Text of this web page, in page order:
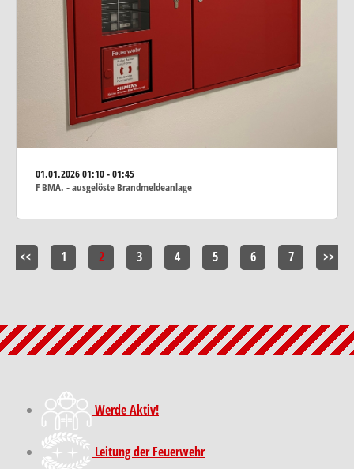
01.01.202601:10 - 01:45
F BMA. - ausgelöste Brandmeldeanlage
<< 1 2 3 4 5 6 7 >>
Werde Aktiv!
Leitung der Feuerwehr